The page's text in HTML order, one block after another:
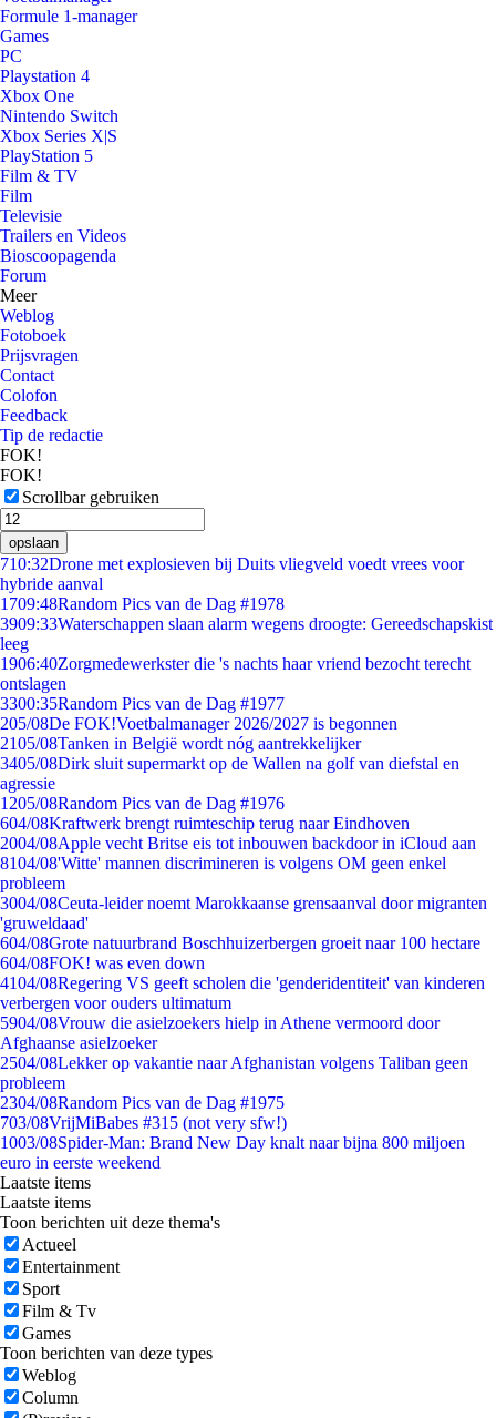
Formule 1-manager
Games
PC
Playstation 4
Xbox One
Nintendo Switch
Xbox Series X|S
PlayStation 5
Film & TV
Film
Televisie
Trailers en Videos
Bioscoopagenda
Forum
Meer
Weblog
Fotoboek
Prijsvragen
Contact
Colofon
Feedback
Tip de redactie
FOK!
FOK!
Scrollbar gebruiken
opslaan
710:32Drone met explosieven bij Duits vliegveld voedt vrees voor
hybride aanval
1709:48Random Pics van de Dag #1978
3909:33Waterschappen slaan alarm wegens droogte: Gereedschapskist
leeg
1906:40Zorgmedewerkster die 's nachts haar vriend bezocht terecht
ontslagen
3300:35Random Pics van de Dag #1977
205/08De FOK!Voetbalmanager 2026/2027 is begonnen
2105/08Tanken in België wordt nóg aantrekkelijker
3405/08Dirk sluit supermarkt op de Wallen na golf van diefstal en
agressie
1205/08Random Pics van de Dag #1976
604/08Kraftwerk brengt ruimteschip terug naar Eindhoven
2004/08Apple vecht Britse eis tot inbouwen backdoor in iCloud aan
8104/08'Witte' mannen discrimineren is volgens OM geen enkel
probleem
3004/08Ceuta-leider noemt Marokkaanse grensaanval door migranten
'gruweldaad'
604/08Grote natuurbrand Boschhuizerbergen groeit naar 100 hectare
604/08FOK! was even down
4104/08Regering VS geeft scholen die 'genderidentiteit' van kinderen
verbergen voor ouders ultimatum
5904/08Vrouw die asielzoekers hielp in Athene vermoord door
Afghaanse asielzoeker
2504/08Lekker op vakantie naar Afghanistan volgens Taliban geen
probleem
2304/08Random Pics van de Dag #1975
703/08VrijMiBabes #315 (not very sfw!)
1003/08Spider-Man: Brand New Day knalt naar bijna 800 miljoen
euro in eerste weekend
Laatste items
Laatste items
Toon berichten uit deze thema's
Actueel
Entertainment
Sport
Film & Tv
Games
Toon berichten van deze types
Weblog
Column